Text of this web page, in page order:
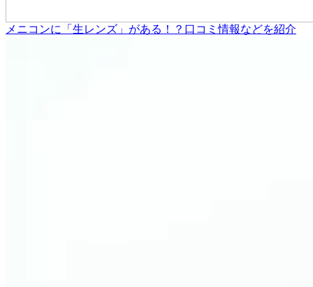
メニコンに「生レンズ」がある！？口コミ情報などを紹介